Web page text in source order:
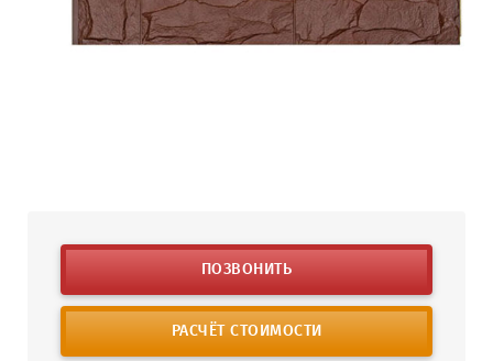
ПОЗВОНИТЬ
РАСЧЁТ СТОИМОСТИ